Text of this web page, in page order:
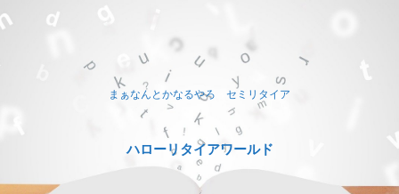
まぁなんとかなるやろ セミリタイア
ハローリタイアワールド